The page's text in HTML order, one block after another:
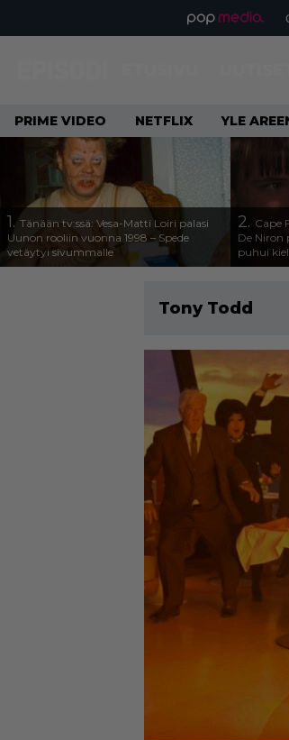
PRIME VIDEO NETFLIX YLE
1. Tänään tv:ssä: Vesa-Matti Loiri palasi
Uunon rooliin vuonna 1998 – Spede
vetäytyi sivummalle
2. Cape
De Niron
puhui
Tony Todd